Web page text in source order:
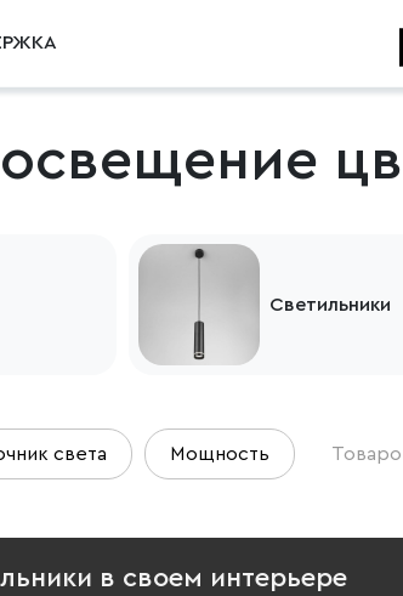
Светильники
света Мощность
в своем интерьере